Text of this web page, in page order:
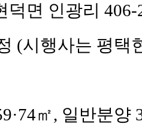
덕면 인광리
(시행사는 평택
㎡, 일반분